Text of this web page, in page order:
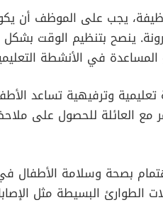
يجب على الموظف أن
ينصح بتنظيم الوقت بشكل
في الأنشطة
وترفيهية تساعد
مع العائلة للحصول على
بصحة وسلامة
الطوارئ البسيطة مثل